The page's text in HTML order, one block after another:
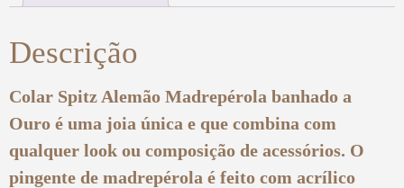
Descrição
Colar Spitz Alemão Madrepérola banhado a
Ouro é uma joia única e que combina com
qualquer look ou composição de acessórios. O
pingente de madrepérola é feito com acrílico